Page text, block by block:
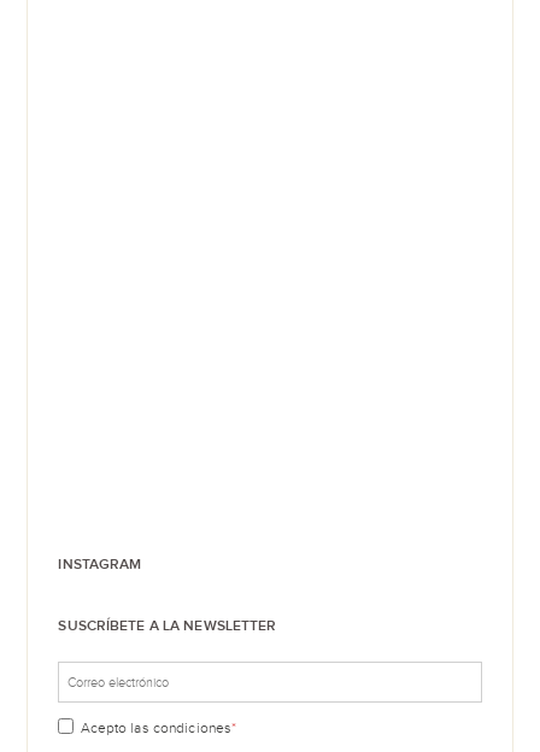
INSTAGRAM
SUSCRÍBETE A LA NEWSLETTER
Acepto las condiciones*